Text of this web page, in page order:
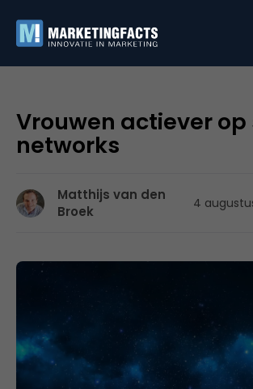
Vrouwen actiever op
networks
Matthijs van den
Broek
4